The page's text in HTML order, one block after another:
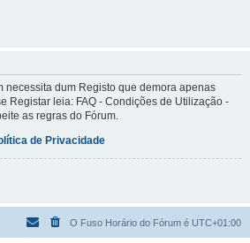
necessita dum Registo que demora apenas
Registar leia: FAQ - Condições de Utilização -
as regras do Fórum.
de Privacidade
O Fuso Horário do Fórum é UTC+01:00